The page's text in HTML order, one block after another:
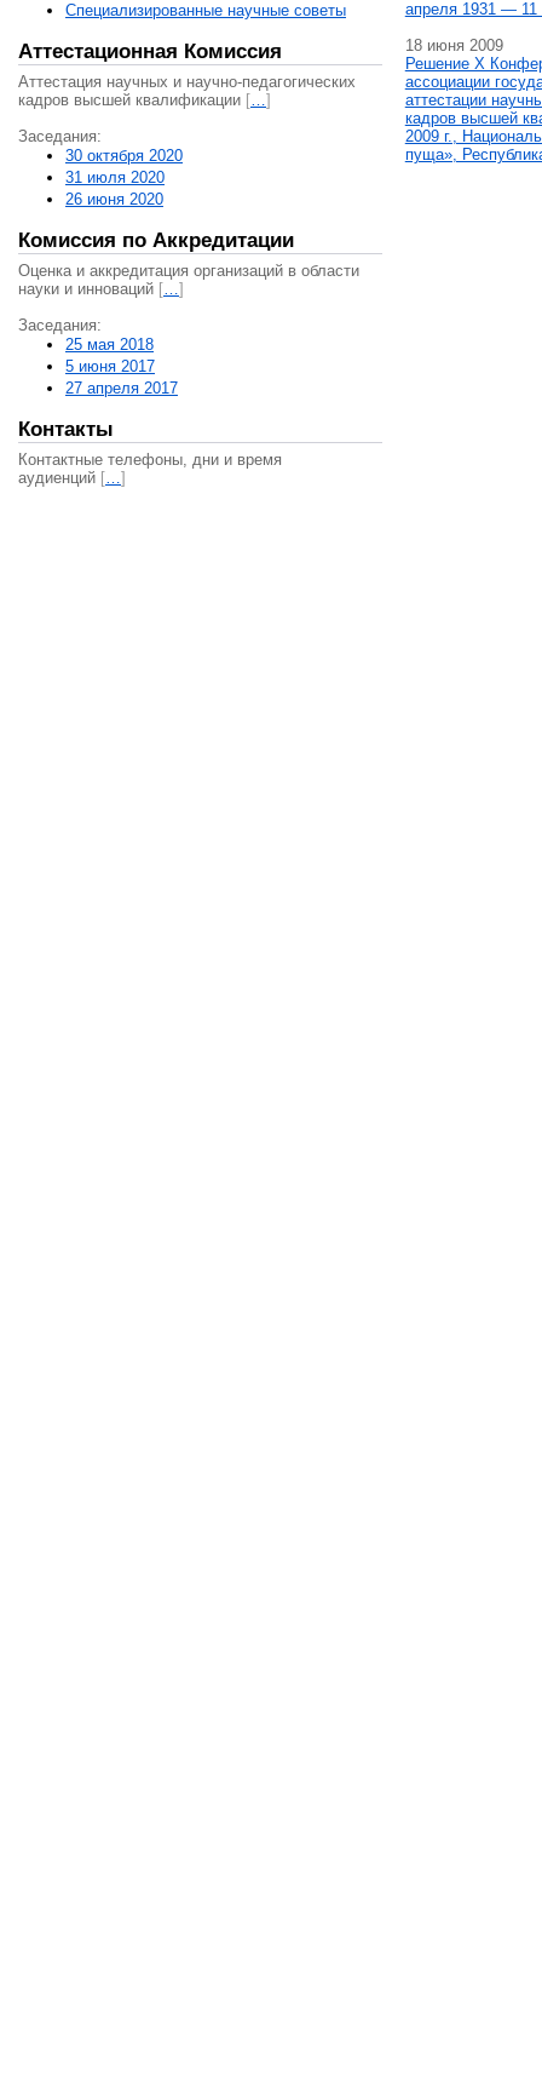
Специализированные научные советы
Аттестационная Комиссия
Аттестация научных и научно-педагогических
кадров высшей квалификации […]
Заседания:
30 октября 2020
31 июля 2020
26 июня 2020
Комиссия по Аккредитации
Оценка и аккредитация организаций в области
науки и инноваций […]
Заседания:
25 мая 2018
5 июня 2017
27 апреля 2017
Контакты
Контактные телефоны, дни и время
аудиенций […]
апреля 1931 — 11
18 июня 2009
Решение X
ассоциации
аттестации
кадров высшей
2009 г.,
пуща»,